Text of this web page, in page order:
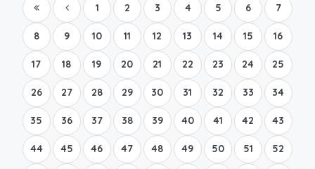
1 2 3 4 5 6 7
8 9 10 11 12 13 14 15 16
17 18 19 20 21 22 23 24 25
26 27 28 29 30 31 32 33 34
35 36 37 38 39 40 41 42 43
44 45 46 47 48 49 50 51 52